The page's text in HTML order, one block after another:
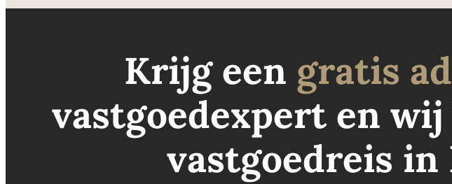
Krijg een gratis
vastgoedexpert en
vastgoedreis